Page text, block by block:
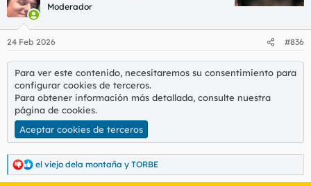
Moderador
24 Feb 2026 #836
Para ver este contenido, necesitaremos su consentimiento para
configurar cookies de terceros.
Para obtener información más detallada, consulte nuestra
página de cookies.
Aceptar cookies de terceros
R
e
el viejo dela montaña y TORBE